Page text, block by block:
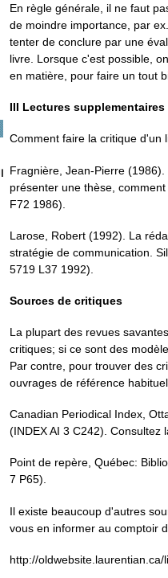
En règle générale, il ne faut
de moindre importance, par
tenter de conclure par une
livre. Lorsque c'est possible,
en matière, pour faire un tout
III Lectures supplementaires
Comment faire la critique d'un
Fragnière, Jean-Pierre
présenter une thèse,
F72 1986).
Larose, Robert (1992). La
stratégie de communication.
5719 L37 1992).
Sources de critiques
La plupart des revues
critiques; si ce sont des
Par contre, pour trouver des
ouvrages de référence
Canadian Periodical Index,
(INDEX AI 3 C242). Consultez
Point de repère, Québec:
7 P65).
Il existe beaucoup d'autres
vous en informer au comptoir
http://